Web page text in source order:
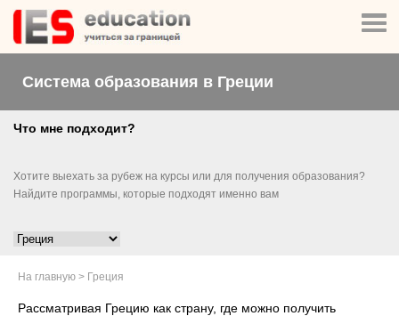
Система образования в Греции
Что мне подходит?
Хотите выехать за рубеж на курсы или для получения образования?
Найдите программы, которые подходят именно вам
На главную > Греция
Рассматривая Грецию как страну, где можно получить